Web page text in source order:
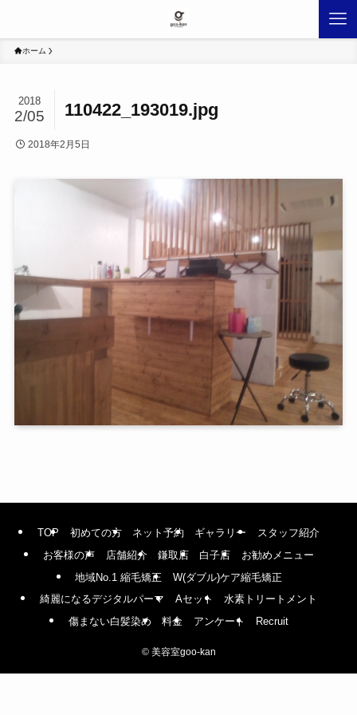
ホーム
110422_193019.jpg
2018
2/05
2018年2月5日
TOP 初めての方 ネット予約 ギャラリー
スタッフ紹介
お客様の声
店舗紹介 鎌取店 白子店
お勧めメニュー
地域No.1 縮毛矯正
W(ダブル)ケア縮毛矯正
綺麗になるデジタルパーマ
Aセット
水素トリートメント
傷まない白髪染め
料金 アンケート Recruit
©美容室goo-kan